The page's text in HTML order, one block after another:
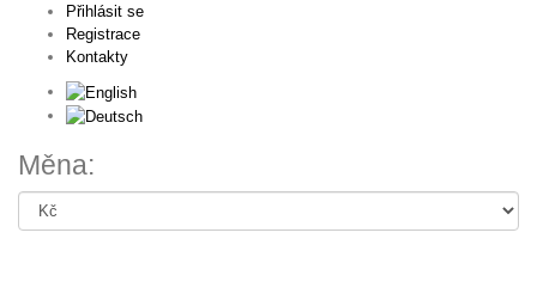
Přihlásit se
Registrace
Kontakty
Měna: